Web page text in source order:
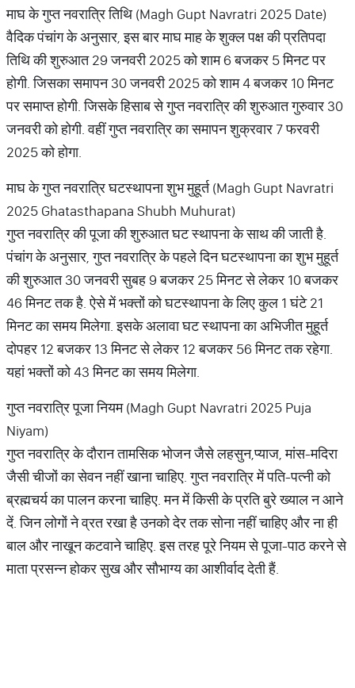
माघ के गुप्त नवरात्रि तिथि (Magh Gupt Navratri 2025 Date)
वैदिक पंचांग के अनुसार, इस बार माघ माह के शुक्ल पक्ष की प्रतिपदा
तिथि की शुरुआत 29 जनवरी 2025 को शाम 6 बजकर 5 मिनट पर
होगी. जिसका समापन 30 जनवरी 2025 को शाम 4 बजकर 10 मिनट
पर समाप्त होगी. जिसके हिसाब से गुप्त नवरात्रि की शुरुआत गुरुवार 30
जनवरी को होगी. वहीं गुप्त नवरात्रि का समापन शुक्रवार 7 फरवरी
2025 को होगा.
माघ के गुप्त नवरात्रि घटस्थापना शुभ मुहूर्त (Magh Gupt Navratri
2025 Ghatasthapana Shubh Muhurat)
गुप्त नवरात्रि की पूजा की शुरुआत घट स्थापना के साथ की जाती है.
पंचांग के अनुसार, गुप्त नवरात्रि के पहले दिन घटस्थापना का शुभ मुहूर्त
की शुरुआत 30 जनवरी सुबह 9 बजकर 25 मिनट से लेकर 10 बजकर
46 मिनट तक है. ऐसे में भक्तों को घटस्थापना के लिए कुल 1 घंटे 21
मिनट का समय मिलेगा. इसके अलावा घट स्थापना का अभिजीत मुहूर्त
दोपहर 12 बजकर 13 मिनट से लेकर 12 बजकर 56 मिनट तक रहेगा.
यहां भक्तों को 43 मिनट का समय मिलेगा.
गुप्त नवरात्रि पूजा नियम (Magh Gupt Navratri 2025 Puja
Niyam)
गुप्त नवरात्रि के दौरान तामसिक भोजन जैसे लहसुन,प्याज, मांस-मदिरा
जैसी चीजों का सेवन नहीं खाना चाहिए. गुप्त नवरात्रि में पति-पत्नी को
ब्रह्मचर्य का पालन करना चाहिए. मन में किसी के प्रति बुरे ख्याल न आने
दें. जिन लोगों ने व्रत रखा है उनको देर तक सोना नहीं चाहिए और ना ही
बाल और नाखून कटवाने चाहिए. इस तरह पूरे नियम से पूजा-पाठ करने से
माता प्रसन्न होकर सुख और सौभाग्य का आशीर्वाद देती हैं.